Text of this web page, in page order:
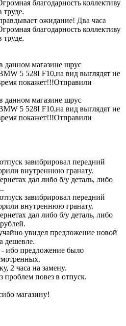
благодарность коллективу
труде.
ожидание! Два часа
благодарность коллективу
труде.
данном магазине шрус
5 528I F10,на вид выглядят не
покажет!!!Отправили
данном магазине шрус
5 528I F10,на вид выглядят не
покажет!!!Отправили
завибрировал передний
внутреннюю гранату.
дал либо б/у деталь, либо
завибрировал передний
внутреннюю гранату.
дал либо б/у деталь, либо
увидел предложение новой
дешевле.
ибо предложение было
2 часа на замену.
повез в отпуск.
магазину!